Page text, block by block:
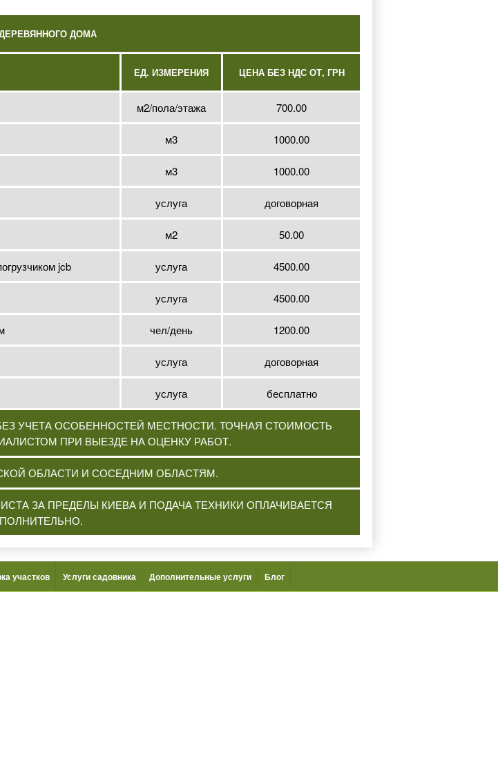
ДОМА
ЕД. ИЗМЕРЕНИЯ ЦЕНА БЕЗ НДС ОТ, ГРН
м2/пола/этажа 700.00
м3 1000.00
м3 1000.00
услуга договорная
м2 50.00
jcb услуга 4500.00
услуга 4500.00
чел/день 1200.00
услуга договорная
услуга бесплатно
УЧЕТА ОСОБЕННОСТЕЙ МЕСТНОСТИ. ТОЧНАЯ СТОИМОСТЬ
ПРИ ВЫЕЗДЕ НА ОЦЕНКУ РАБОТ.
ОБЛАСТИ И СОСЕДНИМ ОБЛАСТЯМ.
ЗА ПРЕДЕЛЫ КИЕВА И ПОДАЧА ТЕХНИКИ ОПЛАЧИВАЕТСЯ
участков Услуги садовника Дополнительные услуги Блог